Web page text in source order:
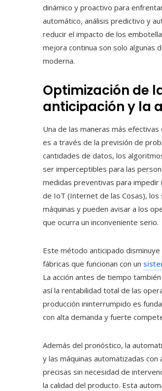
dinámico y proactivo para
automático, análisis predictivo y
reducir el impacto de los
mejora continua son solo algunas
moderna.
Optimización de
anticipación y la
Una de las maneras más
es a través de la previsión de
cantidades de datos, los
ser imperceptibles para las
medidas preventivas para
de IoT (Internet de las Cosas),
máquinas y pueden avisar a los
que ocurra un inconveniente serio.
Este método anticipado
fábricas que funcionan con un
La acción antes de tiempo
así la rentabilidad total de las
producción ininterrumpido es
con alta demanda y fuerte
Además del pronóstico, la
y las máquinas automatizadas
precisas sin necesidad de
la calidad del producto. Esta